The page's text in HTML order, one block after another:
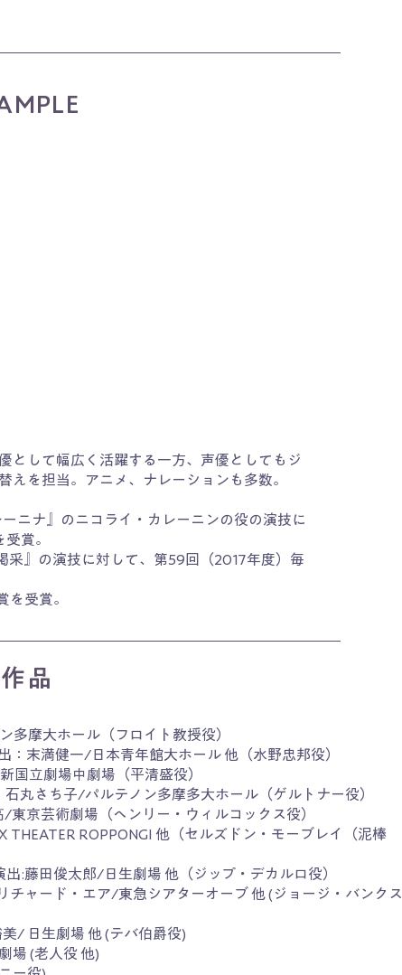
として幅広く活躍する一方、声優としてもジ
えを担当。アニメ、ナレーションも多数。
ニナ』のニコライ・カレーニンの役の演技に
賞。
采』の演技に対して、第59回（2017年度）毎
を受賞。
品
多摩大ホール（フロイト教授役）
：末満健一/日本青年館大ホール 他（水野忠邦役）
国立劇場中劇場（平清盛役）
丸さち子/パルテノン多摩多大ホール（ゲルトナー役）
東京芸術劇場（ヘンリー・ウィルコックス役）
THEATER ROPPONGI 他（セルズドン・モーブレイ（泥棒
:藤田俊太郎/日生劇場 他（ジップ・デカルロ役）
チャード・エア/東急シアターオーブ 他 (ジョージ・バンクス
/ 日生劇場 他 (テバ伯爵役)
場 (老人役 他)